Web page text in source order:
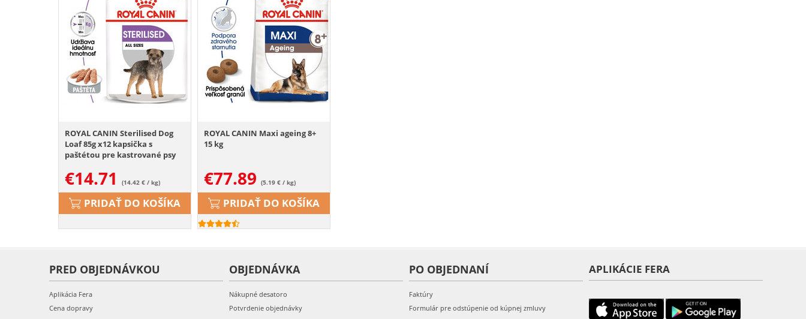
ROYAL CANIN Sterilised Dog
Loaf 85g x12 kapsička s
paštétou pre kastrované psy
€14.71 (14.42 € / kg)
PRIDAŤ DO KOŠÍKA
ROYAL CANIN Maxi ageing 8+
15 kg
€77.89 (5.19 € / kg)
PRIDAŤ DO KOŠÍKA
PRED OBJEDNÁVKOU
Aplikácia Fera
Cena dopravy
OBJEDNÁVKA
Nákupné desatoro
Potvrdenie objednávky
PO OBJEDNANÍ
Faktúry
Formulár pre odstúpenie od kúpnej zmluvy
APLIKÁCIE FERA